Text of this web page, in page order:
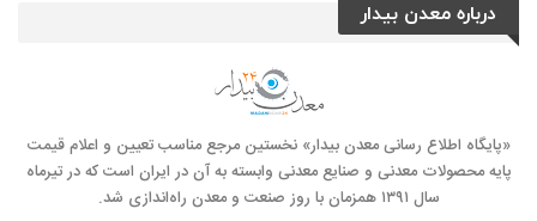
درباره معدن بیدار
«پایگاه اطلاع رسانی معدن بیدار» نخستین مرجع مناسب تعیین و اعلام قیمت
پایه محصولات معدنی و صنایع معدنی وابسته به آن در ایران است که در تیرماه
سال ۱۳۹۱ همزمان با روز صنعت و معدن راه‌‌اندازی شد.